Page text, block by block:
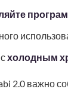
холодным
2.0 важно